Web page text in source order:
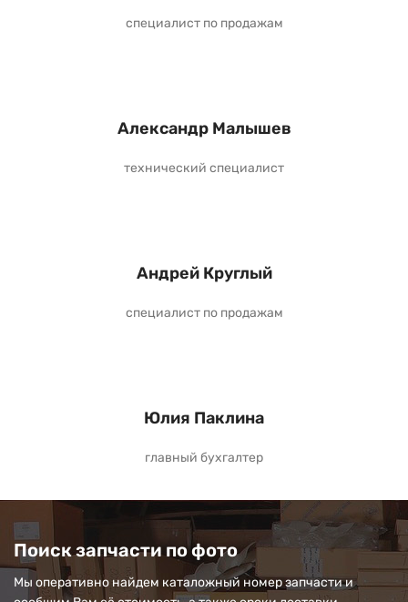
специалист по продажам
Александр Малышев
технический специалист
Андрей Круглый
специалист по продажам
Юлия Паклина
главный бухгалтер
Поиск запчасти по фото
Мы оперативно найдем каталожный номер запчасти и